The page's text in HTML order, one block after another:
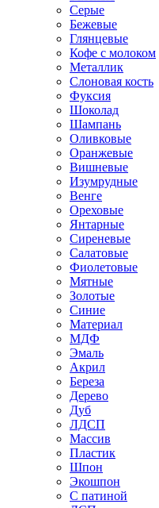
Серые
Бежевые
Глянцевые
Кофе с молоком
Металлик
Слоновая кость
Фуксия
Шоколад
Шампань
Оливковые
Оранжевые
Вишневые
Изумрудные
Венге
Ореховые
Янтарные
Сиреневые
Салатовые
Фиолетовые
Мятные
Золотые
Синие
Материал
МДФ
Эмаль
Акрил
Береза
Дерево
Дуб
ЛДСП
Массив
Пластик
Шпон
Экошпон
С патиной